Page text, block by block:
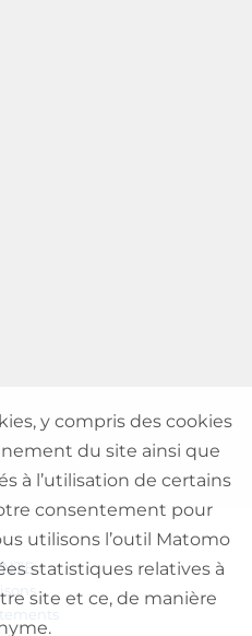
y compris des cookies
du site ainsi que
à l’utilisation de certains
consentement pour
utilisons l’outil Matomo
statistiques relatives à
site et ce, de manière